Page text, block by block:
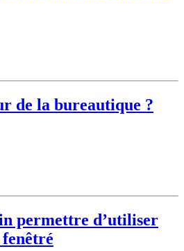
de la bureautique ?
permettre d’utiliser